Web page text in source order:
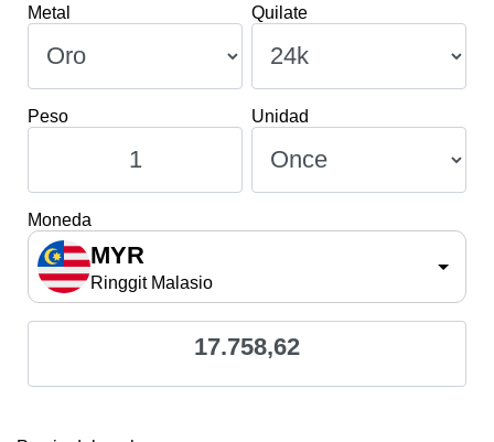
Metal
Quilate
Peso Unidad
Moneda
MYR
Ringgit Malasio
17.758,62